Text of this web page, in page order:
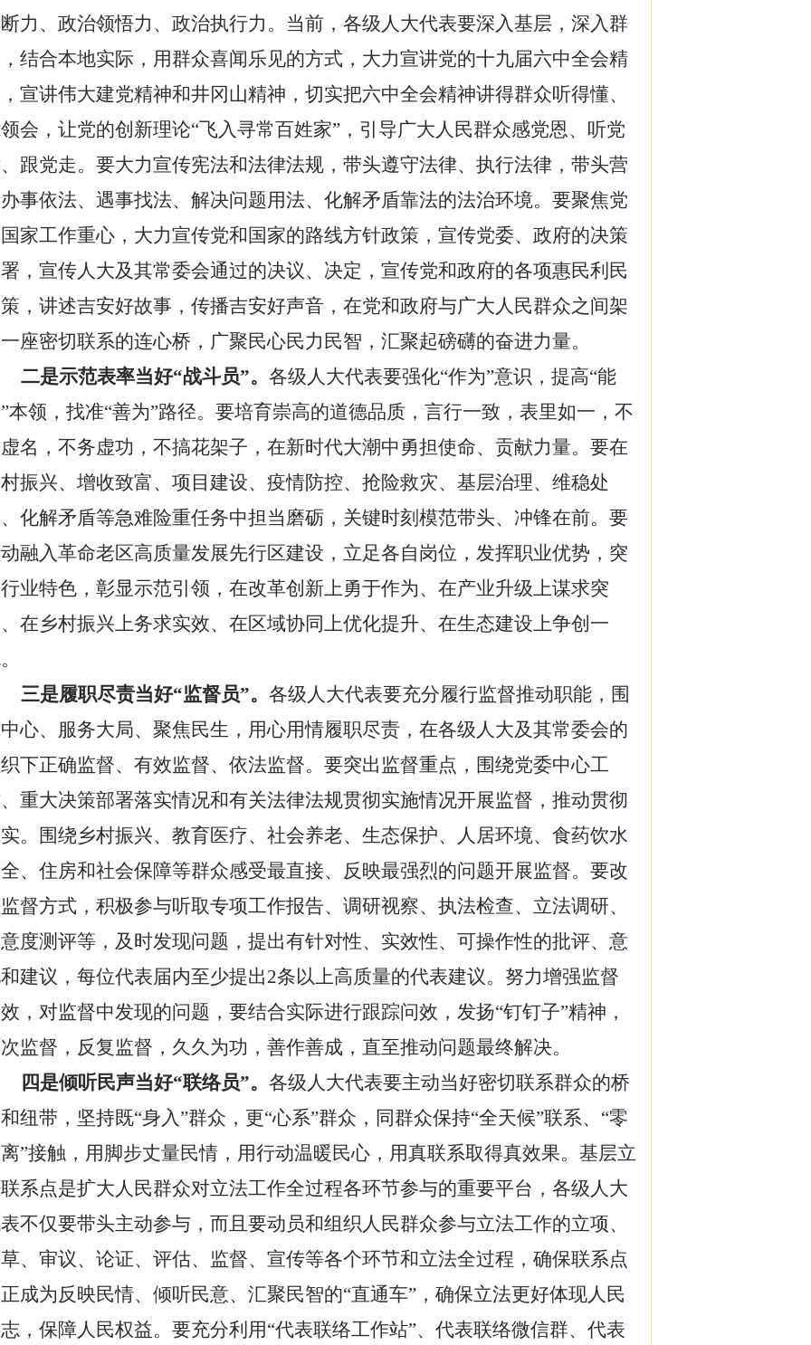
力、政治领悟力、政治执行力。当前，各级人大代表要深入基层，深入群
结合本地实际，用群众喜闻乐见的方式，大力宣讲党的十九届六中全会精
宣讲伟大建党精神和井冈山精神，切实把六中全会精神讲得群众听得懂、
会，让党的创新理论“飞入寻常百姓家”，引导广大人民群众感党恩、听党
跟党走。要大力宣传宪法和法律法规，带头遵守法律、执行法律，带头营
事依法、遇事找法、解决问题用法、化解矛盾靠法的法治环境。要聚焦党
家工作重心，大力宣传党和国家的路线方针政策，宣传党委、政府的决策
，宣传人大及其常委会通过的决议、决定，宣传党和政府的各项惠民利民
，讲述吉安好故事，传播吉安好声音，在党和政府与广大人民群众之间架
座密切联系的连心桥，广聚民心民力民智，汇聚起磅礴的奋进力量。
二是示范表率当好“战斗员”。各级人大代表要强化“作为”意识，提高“能
本领，找准“善为”路径。要培育崇高的道德品质，言行一致，表里如一，不
名，不务虚功，不搞花架子，在新时代大潮中勇担使命、贡献力量。要在
振兴、增收致富、项目建设、疫情防控、抢险救灾、基层治理、维稳处
化解矛盾等急难险重任务中担当磨砺， 关键时刻模范带头、冲锋在前。要
融入革命老区高质量发展先行区建设，立足各自岗位，发挥职业优势，突
业特色，彰显示范引领，在改革创新上勇于作为、在产业升级上谋求突
在乡村振兴上务求实效、在区域协同上优化提升、在生态建设上争创一
三是履职尽责当好“监督员”。各级人大代表要充分履行监督推动职能，围
心、服务大局、聚焦民生，用心用情履职尽责，在各级人大及其常委会的
下正确监督、有效监督、依法监督。要突出监督重点，围绕党委中心工
重大决策部署落实情况和有关法律法规贯彻实施情况开展监督，推动贯彻
。围绕乡村振兴、教育医疗、社会养老、生态保护、 人居环境、食药饮水
、住房和社会保障等群众感受最直接、反映最强烈的问题开展监督。要改
督方式，积极参与听取专项工作报告、调研视察、执法检查、立法调研、
度测评等，及时发现问题，提出有针对性、实效性、可操作性的批评、意
建议，每位代表届内至少提出2条以上高质量的代表建议。努力增强监督
，对监督中发现的问题，要结合实际进行跟踪问效，发扬“钉钉子”精神，
监督，反复监督，久久为功，善作善成，直至推动问题最终解决。
四是倾听民声当好“联络员”。各级人大代表要主动当好密切联系群众的桥
纽带，坚持既“身入”群众，更“心系”群众， 同群众保持“全天候”联系、“零
”接触， 用脚步丈量民情，用行动温暖民心，用真联系取得真效果。基层立
系点是扩大人民群众对立法工作全过程各环节参与的重要平台，各级人大
不仅要带头主动参与，而且要动员和组织人民群众参与立法工作的立项、
、审议、论证、评估、监督、宣传等各个环节和立法全过程，确保联系点
成为反映民情、倾听民意、汇聚民智的“直通车”，确保立法更好体现人民
，保障人民权益。要充分利用“代表联络工作站”、代表联络微信群、代表